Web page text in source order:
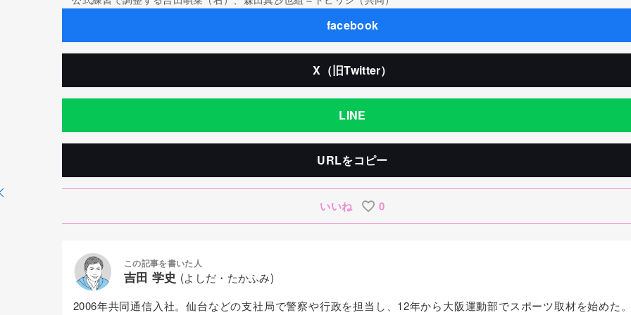
facebook
X（旧Twitter）
LINE
URLをコピー
いいね 0
この記事を書いた人
吉田 学史 (よしだ・たかふみ)
2006年共同通信入社。仙台などの支社局で警察や行政を担当し、12年から大阪運動部でスポーツ取材を始めた。